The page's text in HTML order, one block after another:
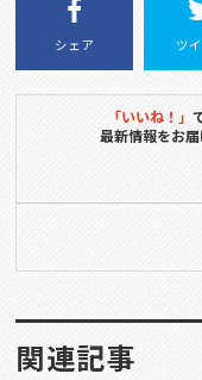
シェア ツ
「いいね！」
最新情報をお届
関連記事